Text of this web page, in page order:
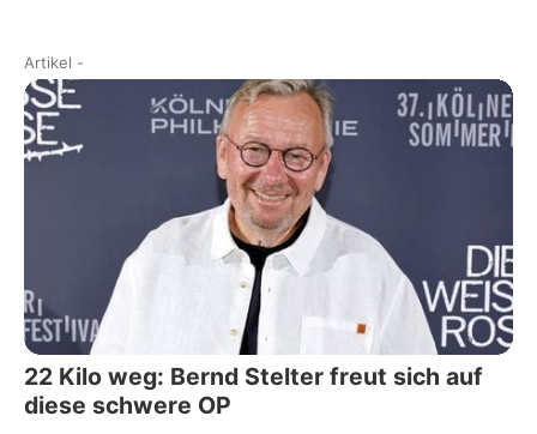
Artikel -
22 Kilo weg: Bernd Stelter freut sich auf
diese schwere OP